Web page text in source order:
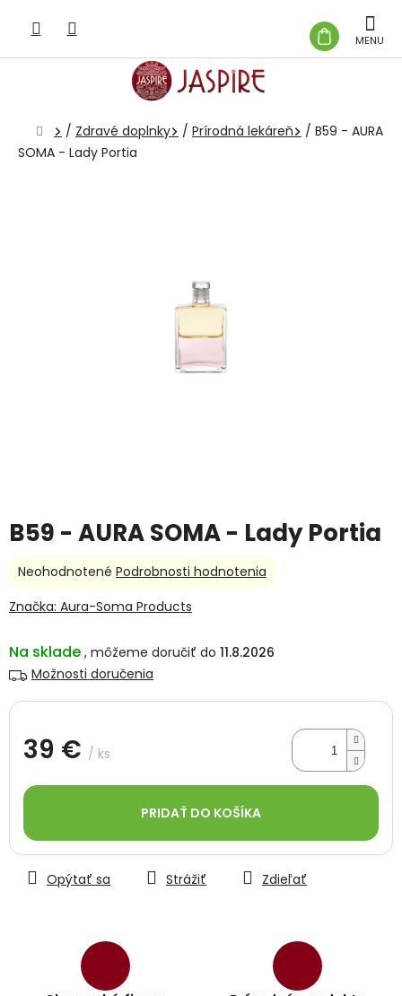
obsah
KOŠÍK
Domov
/ Zdravé doplnky / Prírodná lekáreň / B59 - AURA
SOMA - Lady Portia
B59 - AURA SOMA - Lady Portia
Na sklade
11.8.2026
Možnosti doručenia
39 € / ks
cena:
PRIDAŤ DO KOŠÍKA
Opýtať sa Strážiť Zdieľať
Priemerné
produktu
z
5
Neohodnotené Podrobnosti hodnotenia
Značka: Aura-Soma Products